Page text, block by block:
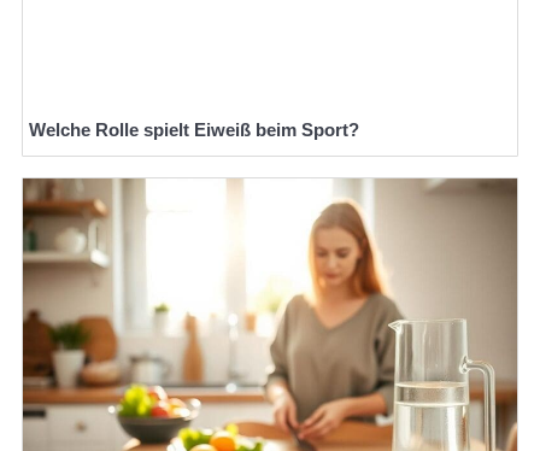
Welche Rolle spielt Eiweiß beim Sport?